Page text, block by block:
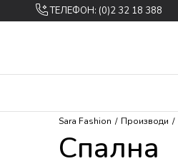
ТЕЛЕФОН: (0)2 32 18 388
Sara Fashion Производи
Спална